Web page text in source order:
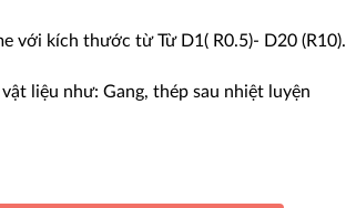
với kích thước từ Từ D1( R0.5)- D20 (R10).
liệu như: Gang, thép sau nhiệt luyện